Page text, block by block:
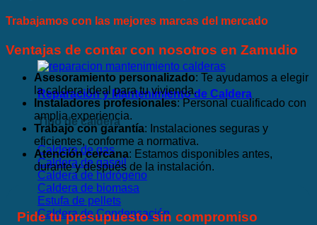
Reparación y Mantenimiento de Caldera
Tipo de caldera
Caldera de gas
Caldera de gasoil
Caldera de hidrógeno
Caldera de biomasa
Estufa de pellets
Caldera de Condensación
Trabajamos con las mejores marcas del mercado
Ventajas de contar con nosotros en Zamudio
Asesoramiento personalizado: Te ayudamos a elegir
la caldera ideal para tu vivienda.
Instaladores profesionales: Personal cualificado con
amplia experiencia.
Trabajo con garantía: Instalaciones seguras y
eficientes, conforme a normativa.
Atención cercana: Estamos disponibles antes,
durante y después de la instalación.
Pide tu presupuesto sin compromiso